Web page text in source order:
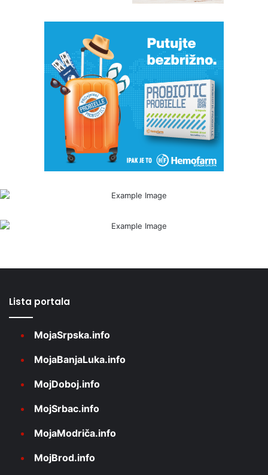
Lista portala
MojaSrpska.info
MojaBanjaLuka.info
MojDoboj.info
MojSrbac.info
MojaModriča.info
MojBrod.info